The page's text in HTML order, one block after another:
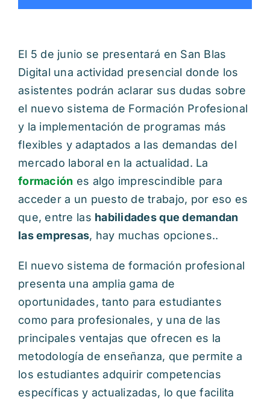
El 5 de junio se presentará en San Blas
Digital una actividad presencial donde los
asistentes podrán aclarar sus dudas sobre
el nuevo sistema de Formación Profesional
y la implementación de programas más
flexibles y adaptados a las demandas del
mercado laboral en la actualidad. La
formación es algo imprescindible para
acceder a un puesto de trabajo, por eso es
que, entre las habilidades que demandan
las empresas, hay muchas opciones..
El nuevo sistema de formación profesional
presenta una amplia gama de
oportunidades, tanto para estudiantes
como para profesionales, y una de las
principales ventajas que ofrecen es la
metodología de enseñanza, que permite a
los estudiantes adquirir competencias
específicas y actualizadas, lo que facilita